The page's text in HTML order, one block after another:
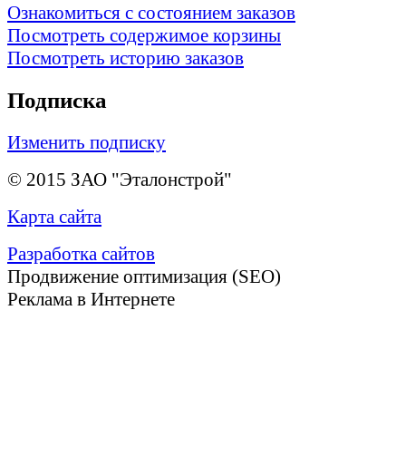
Ознакомиться с состоянием заказов
Посмотреть содержимое корзины
Посмотреть историю заказов
Подписка
Изменить подписку
© 2015 ЗАО "Эталонстрой"
Карта сайта
Разработка сайтов
Продвижение оптимизация (SEO)
Реклама в Интернете